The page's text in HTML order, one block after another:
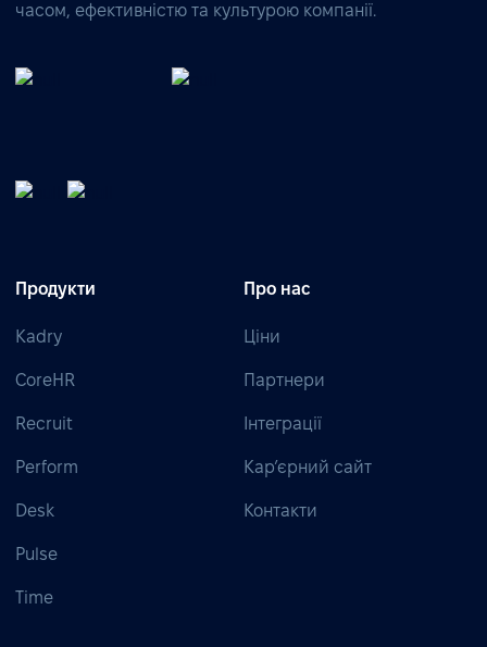
часом, ефективністю та культурою компанії.
Продукти
Kadry
CoreHR
Recruit
Perform
Desk
Pulse
Time
Про нас
Ціни
Партнери
Інтеграції
Кар’єрний сайт
Контакти